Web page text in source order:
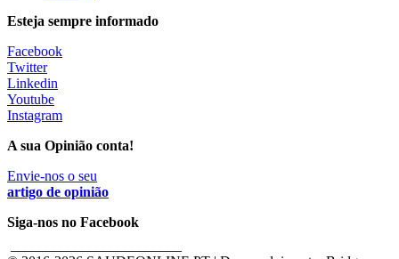
Esteja sempre informado
Facebook
Twitter
Linkedin
Youtube
Instagram
A sua Opinião conta!
Envie-nos o seu
artigo de opinião
Siga-nos no Facebook